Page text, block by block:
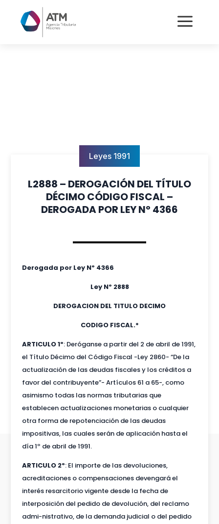
a
Leyes 1991
L2888 – DEROGACIÓN DEL TÍTULO
DÉCIMO CÓDIGO FISCAL –
DEROGADA POR LEY Nº 4366
Derogada por Ley Nº 4366
Ley Nº 2888
DEROGACION DEL TITULO DECIMO
CODIGO FISCAL.*
ARTICULO 1º: Deróganse a partir del 2 de abril de 1991,
el Título Décimo del Código Fiscal -Ley 2860- “De la
actualización de las deudas fiscales y los créditos a
favor del contribuyente”- Artículos 61 a 65-, como
asimismo todas las normas tributarias que
establecen actualizaciones monetarias o cualquier
otra forma de repotenciación de las deudas
impositivas, las cuales serán de aplicación hasta el
día 1º de abril de 1991.
ARTICULO 2º: El importe de las devoluciones,
acreditaciones o compensaciones devengará el
interés resarcitorio vigente desde la fecha de
interposición del pedido de devolución, del reclamo
admi-nistrativo, de la demanda judicial o del pedido